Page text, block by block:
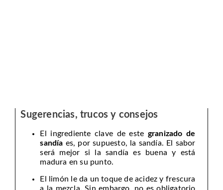
Sugerencias, trucos y consejos
El ingrediente clave de este granizado de
sandía es, por supuesto, la sandía. El sabor
será mejor si la sandía es buena y está
madura en su punto.
El limón le da un toque de acidez y frescura